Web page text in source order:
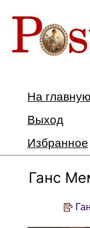
На главную
Выход
Избранное
Ганс